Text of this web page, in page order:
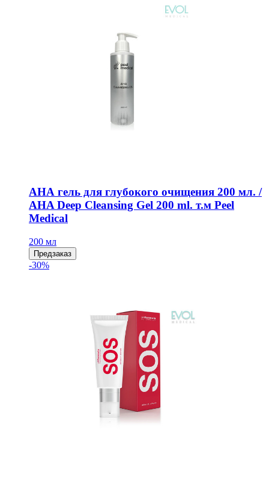
АНА гель для глубокого очищения 200 мл. /
AHA Deep Cleansing Gel 200 ml. т.м Peel
Medical
200 мл
Предзаказ
-30%